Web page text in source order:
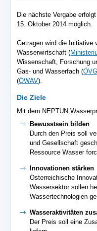
Die nächste Vergabe
15. Oktober 2014 möglich.
Getragen wird die Initiative
Wasserwirtschaft (
Wissenschaft, Forschung
Gas- und Wasserfach (
(ÖWAV).
Die Ziele
Mit dem NEPTUN
Bewusstsein bilden
Durch den Preis soll
und Gesellschaft
Ressource Wasser
Innovationen stärken
Österreichische
Wassersektor sollen
Wassertechnologien
Wasseraktivitäten
Der Preis soll eine